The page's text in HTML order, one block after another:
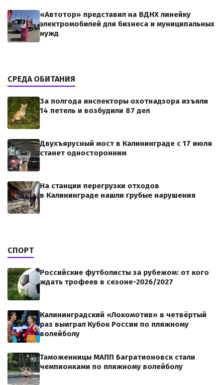
«Автотор» представил на ВДНХ линейку
электромобилей для бизнеса и муниципальных
нужд
СРЕДА ОБИТАНИЯ
За полгода инспекторы охотнадзора изъяли
14 петель и возбудили 87 дел
Двухъярусный мост в Калининграде с 17 июля
станет односторонним
На станции перегрузки отходов
в Калининграде нашли грубые нарушения
СПОРТ
Российские футболисты за рубежом: от кого
ждать трофеев в сезоне-2026/2027
Калининградский «Локомотив» в четвёртый
раз выиграл Кубок России по пляжному
волейболу
Таможенницы МАПП Багратионовск стали
чемпионками по пляжному волейболу